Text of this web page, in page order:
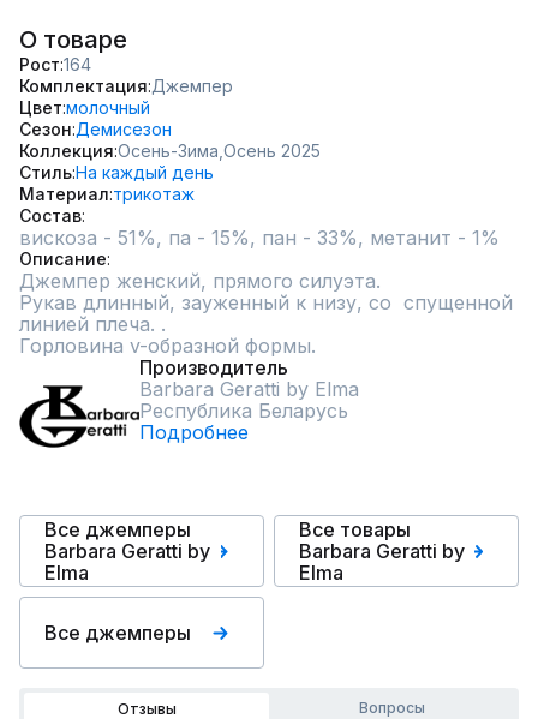
О товаре
Рост 164
Комплектация Джемпер
Цвет молочный
Сезон Демисезон
Коллекция Осень-Зима, Осень 2025
СтильНа каждый день
Материал трикотаж
Состав
вискоза - 51%, па - 15%, пан - 33%, метанит - 1%
Описание
Джемпер женский, прямого силуэта.
Рукав длинный, зауженный к низу, со  спущенной
линией плеча. .
Горловина v-образной формы.
Производитель
Barbara Geratti by Elma
Республика Беларусь
Подробнее
Все джемперы
Barbara Geratti by
Elma
Все товары
Barbara Geratti by
Elma
Все джемперы
Отзывы Вопросы